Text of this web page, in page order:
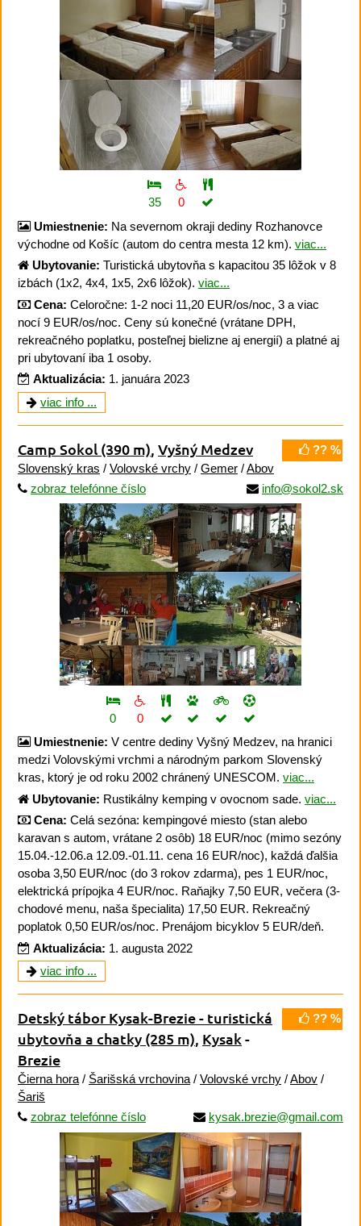
35
0
Umiestnenie: Na severnom okraji dediny Rozhanovce
východne od Košíc (autom do centra mesta 12 km). viac...
Ubytovanie: Turistická ubytovňa s kapacitou 35 lôžok v 8
izbách (1x2, 4x4, 1x5, 2x6 lôžok). viac...
Cena: Celoročne: 1-2 noci 11,20 EUR/os/noc, 3 a viac
nocí 9 EUR/os/noc. Ceny sú konečné (vrátane DPH,
rekreačného poplatku, posteľnej bielizne aj energií) a platné aj
pri ubytovaní iba 1 osoby.
Aktualizácia: 1. januára 2023
viac info ...
?? %
Camp Sokol (390 m), Vyšný Medzev
Slovenský kras / Volovské vrchy / Gemer /Abov
zobraz telefónne číslo
info@sokol2.sk
0
0
Umiestnenie: V centre dediny Vyšný Medzev, na hranici
medzi Volovskými vrchmi a národným parkom Slovenský
kras, ktorý je od roku 2002 chránený UNESCOM. viac...
Ubytovanie: Rustikálny kemping v ovocnom sade. viac...
Cena: Celá sezóna: kempingové miesto (stan alebo
karavan s autom, vrátane 2 osôb) 18 EUR/noc (mimo sezóny
15.04.-12.06.a 12.09.-01.11. cena 16 EUR/noc), každá ďalšia
osoba 3,50 EUR/noc (do 3 rokov zdarma), pes 1 EUR/noc,
elektrická prípojka 4 EUR/noc. Raňajky 7,50 EUR, večera (3-
chodové menu, naša špecialita) 17,50 EUR. Rekreačný
poplatok 0,50 EUR/os/noc. Prenájom bicyklov 5 EUR/deň.
Aktualizácia: 1. augusta 2022
viac info ...
?? %
Detský tábor Kysak-Brezie - turistická
ubytovňa a chatky (285 m), Kysak-
Brezie
Čierna hora / Šarišská vrchovina / Volovské vrchy /Abov /
Šariš
zobraz telefónne číslo
kysak.brezie@gmail.com